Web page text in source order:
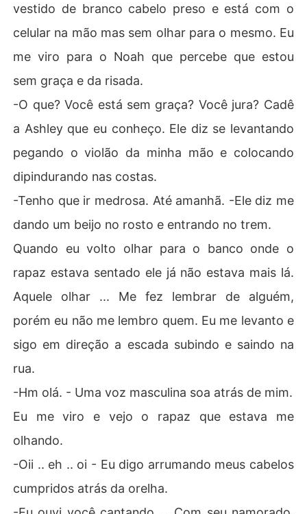
vestido de branco cabelo preso e está com o
celular na mão mas sem olhar para o mesmo. Eu
me viro para o Noah que percebe que estou
sem graça e da risada.
-O que? Você está sem graça? Você jura? Cadê
a Ashley que eu conheço. Ele diz se levantando
pegando o violão da minha mão e colocando
dipindurando nas costas.
-Tenho que ir medrosa. Até amanhã. -Ele diz me
dando um beijo no rosto e entrando no trem.
Quando eu volto olhar para o banco onde o
rapaz estava sentado ele já não estava mais lá.
Aquele olhar ... Me fez lembrar de alguém,
porém eu não me lembro quem. Eu me levanto e
sigo em direção a escada subindo e saindo na
rua.
-Hm olá. - Uma voz masculina soa atrás de mim.
Eu me viro e vejo o rapaz que estava me
olhando.
-Oii .. eh .. oi - Eu digo arrumando meus cabelos
cumpridos atrás da orelha.